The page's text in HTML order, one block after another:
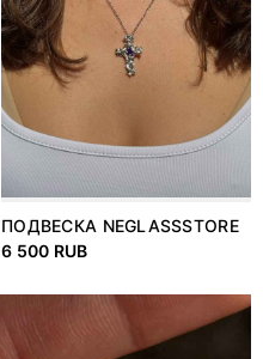
ПОДВЕСКА NEGLASSSTORE
6 500 RUB